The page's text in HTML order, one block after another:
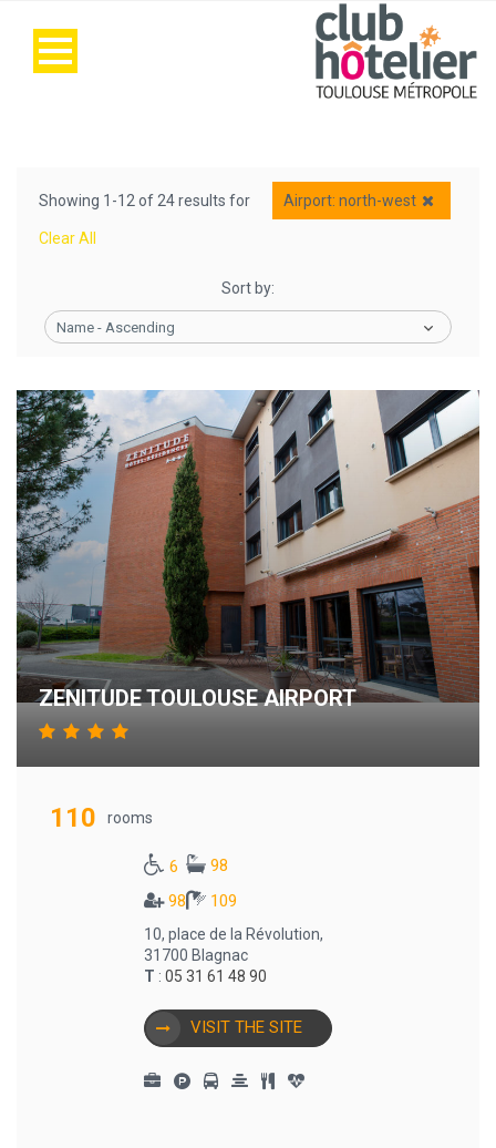
Showing 1-12 of 24 results for Airport: north-west
Clear All
Sort by:
Name - Ascending
ZENITUDE TOULOUSE AIRPORT
110 rooms
6
98
98
109
10, place de la Révolution,
31700 Blagnac
T : 05 31 61 48 90
VISIT THE SITE